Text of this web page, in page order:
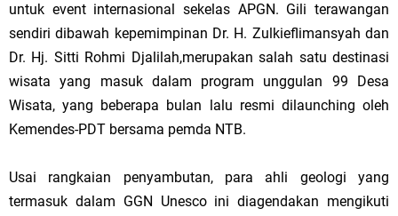
untuk event internasional sekelas APGN. Gili terawangan
sendiri dibawah kepemimpinan Dr. H. Zulkieflimansyah dan
Dr. Hj. Sitti Rohmi Djalilah,merupakan salah satu destinasi
wisata yang masuk dalam program unggulan 99 Desa
Wisata, yang beberapa bulan lalu resmi dilaunching oleh
Kemendes-PDT bersama pemda NTB.
Usai rangkaian penyambutan, para ahli geologi yang
termasuk dalam GGN Unesco ini diagendakan mengikuti